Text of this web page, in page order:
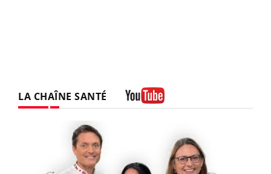
LA CHAÎNE SANTÉ